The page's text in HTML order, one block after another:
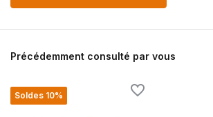
Précédemment consulté par vous
Soldes 10%